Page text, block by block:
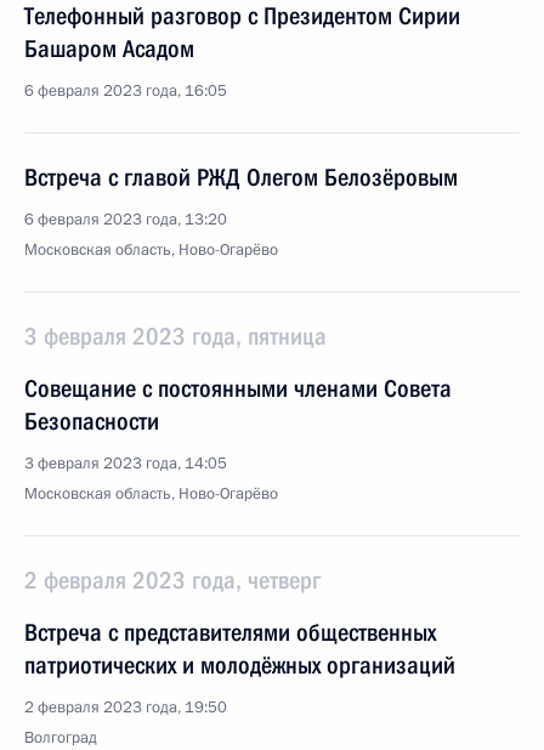
Телефонный разговор с Президентом Сирии
Башаром Асадом
6 февраля 2023 года, 16:05
Встреча с главой РЖД Олегом Белозёровым
6 февраля 2023 года, 13:20
Московская область, Ново-Огарёво
3 февраля 2023 года, пятница
Совещание с постоянными членами Совета
Безопасности
3 февраля 2023 года, 14:05
Московская область, Ново-Огарёво
2 февраля 2023 года, четверг
Встреча с представителями общественных
патриотических и молодёжных организаций
2 февраля 2023 года, 19:50
Волгоград